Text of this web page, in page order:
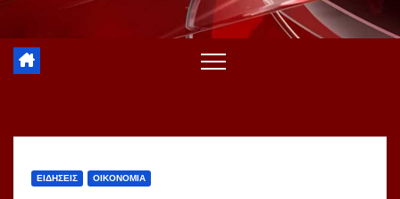
ΕΙΔΗΣΕΙΣ ΟΙΚΟΝΟΜΙΑ